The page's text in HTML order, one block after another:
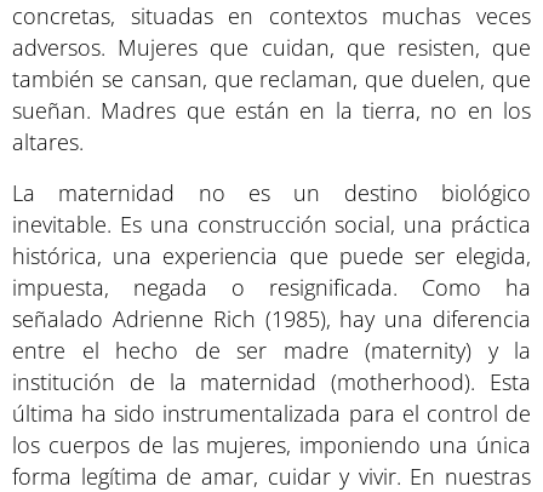
concretas, situadas en contextos muchas veces
adversos. Mujeres que cuidan, que resisten, que
también se cansan, que reclaman, que duelen, que
sueñan. Madres que están en la tierra, no en los
altares.
La maternidad no es un destino biológico
inevitable. Es una construcción social, una práctica
histórica, una experiencia que puede ser elegida,
impuesta, negada o resignificada. Como ha
señalado Adrienne Rich (1985), hay una diferencia
entre el hecho de ser madre (maternity) y la
institución de la maternidad (motherhood). Esta
última ha sido instrumentalizada para el control de
los cuerpos de las mujeres, imponiendo una única
forma legítima de amar, cuidar y vivir. En nuestras